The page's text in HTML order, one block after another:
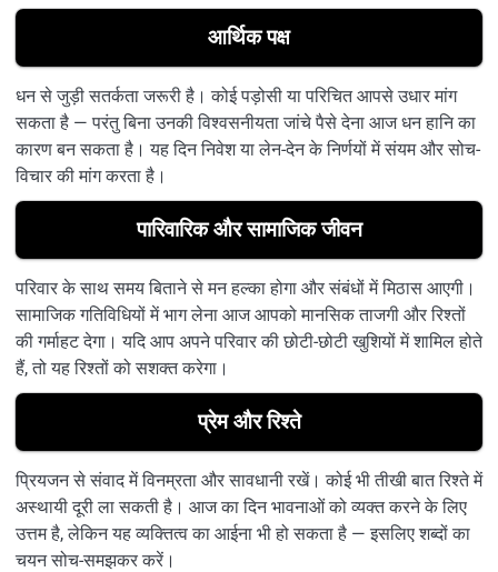
आर्थिक पक्ष
धन से जुड़ी सतर्कता जरूरी है। कोई पड़ोसी या परिचित आपसे उधार मांग
सकता है — परंतु बिना उनकी विश्वसनीयता जांचे पैसे देना आज धन हानि का
कारण बन सकता है। यह दिन निवेश या लेन-देन के निर्णयों में संयम और सोच-
विचार की मांग करता है।
पारिवारिक और सामाजिक जीवन
परिवार के साथ समय बिताने से मन हल्का होगा और संबंधों में मिठास आएगी।
सामाजिक गतिविधियों में भाग लेना आज आपको मानसिक ताजगी और रिश्तों
की गर्माहट देगा। यदि आप अपने परिवार की छोटी-छोटी खुशियों में शामिल होते
हैं, तो यह रिश्तों को सशक्त करेगा।
प्रेम और रिश्ते
प्रियजन से संवाद में विनम्रता और सावधानी रखें। कोई भी तीखी बात रिश्ते में
अस्थायी दूरी ला सकती है। आज का दिन भावनाओं को व्यक्त करने के लिए
उत्तम है, लेकिन यह व्यक्तित्व का आईना भी हो सकता है — इसलिए शब्दों का
चयन सोच-समझकर करें।